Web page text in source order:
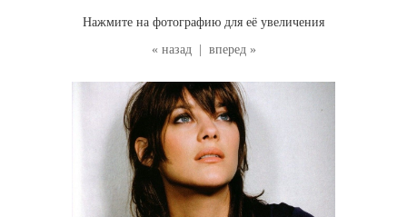
« назад вперед »
Нажмите на фотографию для её увеличения